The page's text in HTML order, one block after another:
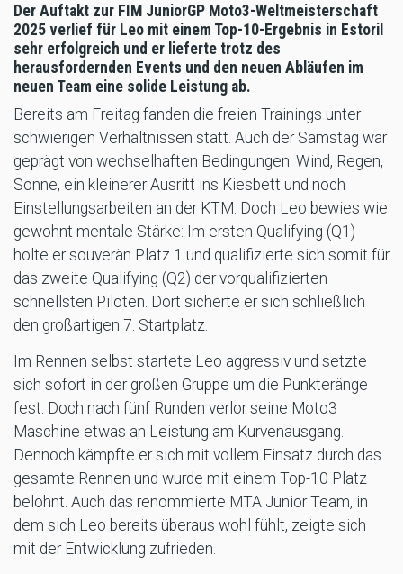
Der Auftakt zur FIM JuniorGP Moto3-Weltmeisterschaft
2025 verlief für Leo mit einem Top-10-Ergebnis in Estoril
sehr erfolgreich und er lieferte trotz des
herausfordernden Events und den neuen Abläufen im
neuen Team eine solide Leistung ab.
Bereits am Freitag fanden die freien Trainings unter
schwierigen Verhältnissen statt. Auch der Samstag war
geprägt von wechselhaften Bedingungen: Wind, Regen,
Sonne, ein kleinerer Ausritt ins Kiesbett und noch
Einstellungsarbeiten an der KTM. Doch Leo bewies wie
gewohnt mentale Stärke: Im ersten Qualifying (Q1)
holte er souverän Platz 1 und qualifizierte sich somit für
das zweite Qualifying (Q2) der vorqualifizierten
schnellsten Piloten. Dort sicherte er sich schließlich
den großartigen 7. Startplatz.
Im Rennen selbst startete Leo aggressiv und setzte
sich sofort in der großen Gruppe um die Punkteränge
fest. Doch nach fünf Runden verlor seine Moto3
Maschine etwas an Leistung am Kurvenausgang.
Dennoch kämpfte er sich mit vollem Einsatz durch das
gesamte Rennen und wurde mit einem Top-10 Platz
belohnt. Auch das renommierte MTA Junior Team, in
dem sich Leo bereits überaus wohl fühlt, zeigte sich
mit der Entwicklung zufrieden.